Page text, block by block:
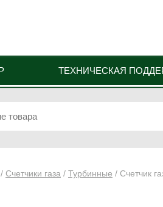
ТЕХНИЧЕСКАЯ
/ Счетчики газа / Турбинные / Счетчик